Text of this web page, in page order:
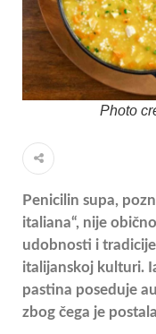
Photo
Penicilin supa,
italiana“, nije
udobnosti i
italijanskoj kulturi.
pastina poseduje
zbog čega je